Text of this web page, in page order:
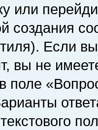
или
создания
Если
вы не
поле